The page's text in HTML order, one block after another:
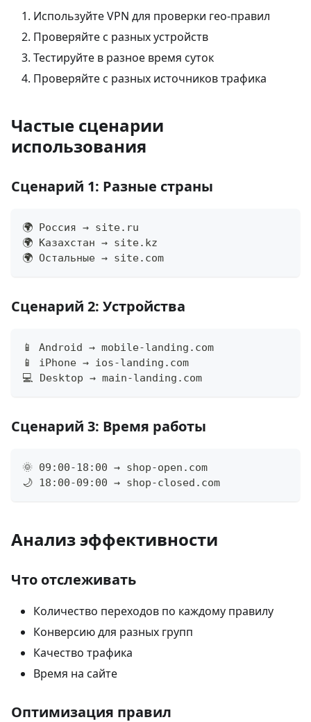
Используйте VPN для проверки гео-правил
Проверяйте с разных устройств
Тестируйте в разное время суток
Проверяйте с разных источников трафика
Частые сценарии
использования
Сценарий 1: Разные страны
🌍 Россия → site.ru
🌍 Казахстан → site.kz
🌍 Остальные → site.com
Сценарий 2: Устройства
📱 Android → mobile-landing.com
📱 iPhone → ios-landing.com
💻 Desktop → main-landing.com
Сценарий 3: Время работы
🌞 09:00-18:00 → shop-open.com
🌙 18:00-09:00 → shop-closed.com
Анализ эффективности
Что отслеживать
Количество переходов по каждому правилу
Конверсию для разных групп
Качество трафика
Время на сайте
Оптимизация правил